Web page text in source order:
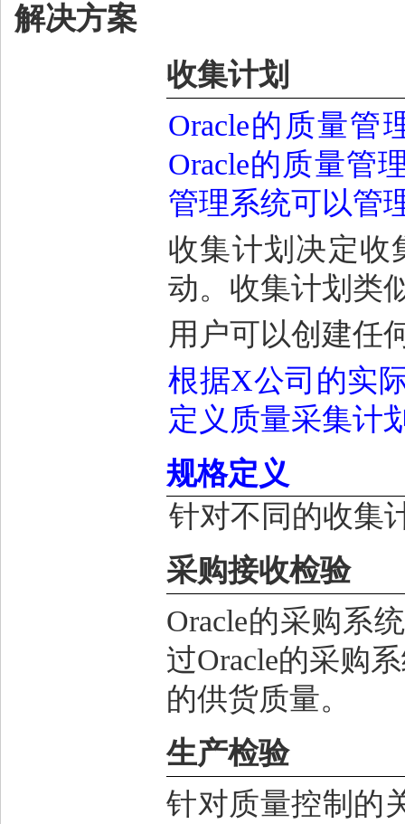
解决方案
收集计划
Oracle的质量管
Oracle的质量管
管理系统可以管
收集计划决定收
动。收集计划类
用户可以创建任
根据X公司的实
定义质量采集计
规格定义
针对不同的收集
采购接收检验
Oracle的采购系
过Oracle的采购
的供货质量。
生产检验
针对质量控制的